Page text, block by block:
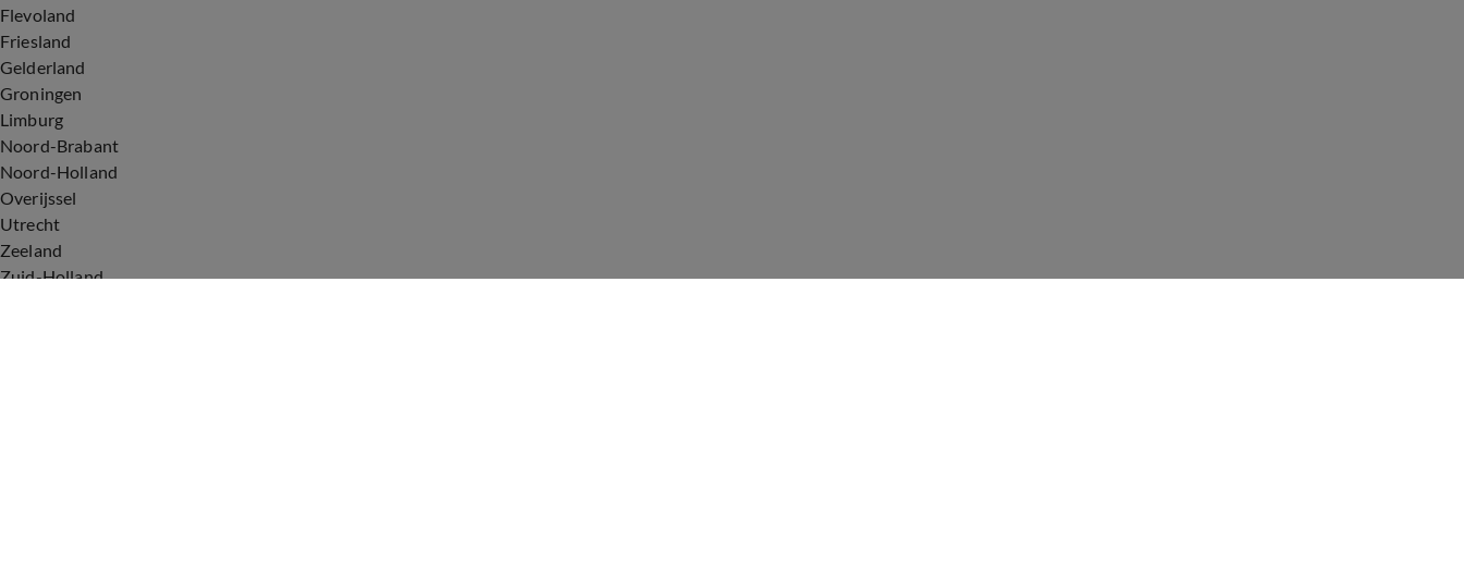
Flevoland
Friesland
Gelderland
Groningen
Limburg
Noord-Brabant
Noord-Holland
Overijssel
Utrecht
Zeeland
Zuid-Holland